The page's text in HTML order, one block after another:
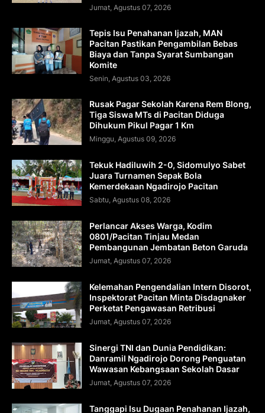
Jumat, Agustus 07, 2026
Tepis Isu Penahanan Ijazah, MAN
Pacitan Pastikan Pengambilan Bebas
Biaya dan Tanpa Syarat Sumbangan
Komite
Senin, Agustus 03, 2026
Rusak Pagar Sekolah Karena Rem Blong,
Tiga Siswa MTs di Pacitan Diduga
Dihukum Pikul Pagar 1 Km
Minggu, Agustus 09, 2026
Tekuk Hadiluwih 2-0, Sidomulyo Sabet
Juara Turnamen Sepak Bola
Kemerdekaan Ngadirojo Pacitan
Sabtu, Agustus 08, 2026
Perlancar Akses Warga, Kodim
0801/Pacitan Tinjau Medan
Pembangunan Jembatan Beton Garuda
Jumat, Agustus 07, 2026
Kelemahan Pengendalian Intern Disorot,
Inspektorat Pacitan Minta Disdagnaker
Perketat Pengawasan Retribusi
Jumat, Agustus 07, 2026
Sinergi TNI dan Dunia Pendidikan:
Danramil Ngadirojo Dorong Penguatan
Wawasan Kebangsaan Sekolah Dasar
Jumat, Agustus 07, 2026
Tanggapi Isu Dugaan Penahanan Ijazah,